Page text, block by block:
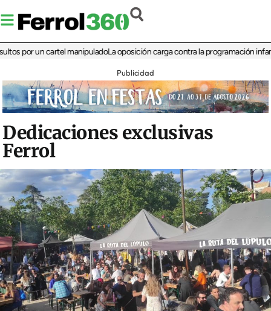
un cartel manipuladoLa oposición carga contra la programación infantil de
Publicidad
Dedicaciones exclusivas
Ferrol